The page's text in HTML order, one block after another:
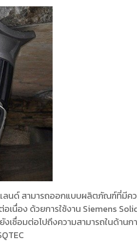
แลนด์ สามารถออกแบบผลิตภัณฑ์ที่มีค
อง ด้วยการใช้งาน Siemens
ชื่อมต่อไปถึงความสามารถในด้านกา